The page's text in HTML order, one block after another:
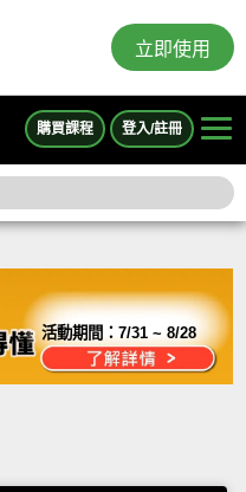
立即使用
購買課程 登入/註冊
活動期間：7/31 ~ 8/28